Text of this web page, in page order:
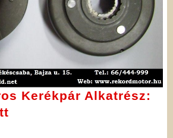
Kerékpár Alkatrész: